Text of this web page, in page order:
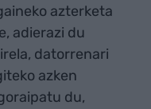
azterketa
adierazi du
datorrenari
azken
du,